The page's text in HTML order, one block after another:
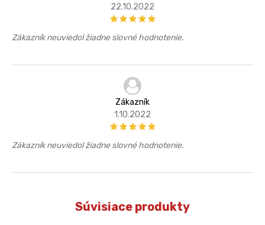
22.10.2022
Zákazník neuviedol žiadne slovné hodnotenie.
Zákazník
1.10.2022
Zákazník neuviedol žiadne slovné hodnotenie.
Súvisiace produkty